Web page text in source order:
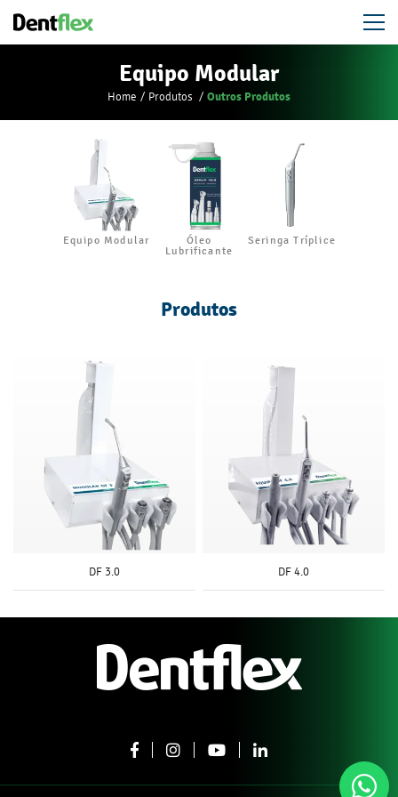
Equipo Modular
Home Produtos Outros Produtos
Equipo Modular
Óleo
Lubrificante
Seringa Tríplice
Produtos
DF 3.0 DF 4.0